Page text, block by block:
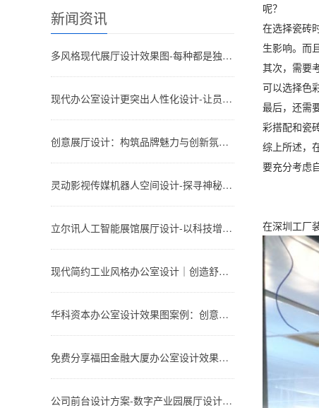
新闻资讯
多风格现代展厅设计效果图-每种都是独特的设计风格-深圳文丰装饰
现代办公室设计更突出人性化设计-让员工体会到上班的快乐与舒适-深圳文丰装饰
创意展厅设计：构筑品牌魅力与创新氛围-深圳文丰装饰
灵动影视传媒机器人空间设计-探寻神秘的影视展厅-深圳文丰装饰
立尔讯人工智能展馆展厅设计-以科技增强品牌形象-深圳文丰装饰
现代简约工业风格办公室设计｜创造舒适、时尚和高效的工作环境-深圳文丰装饰
华科资本办公室设计效果图案例：创意与实用性的完美结合
免费分享福田金融大厦办公室设计效果参考图-文丰装饰公司
公司前台设计方案-数字产业园展厅设计效果图方案-深圳文丰装饰
呢？
在选择瓷砖
生影响。而
其次，需要
可以选择色
最后，还需
彩搭配和瓷
综上所述，
要充分考虑
在深圳工厂